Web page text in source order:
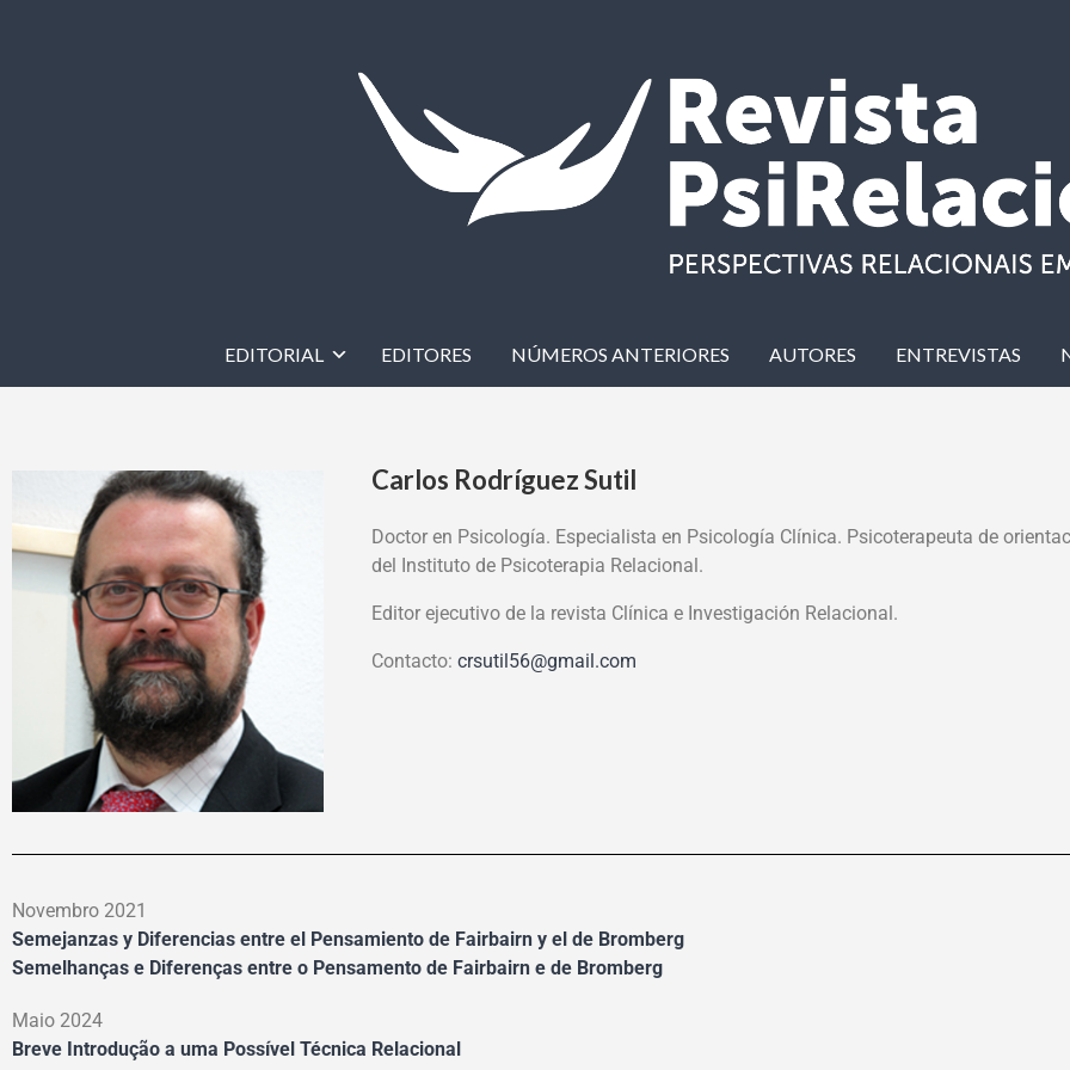
EDITORIAL EDITORES NÚMEROS ANTERIORES AUTORES ENTREVISTAS
Carlos Rodríguez Sutil
Doctor en Psicología. Especialista en Psicología Clínica. Psicoterapeuta de
del Instituto de Psicoterapia Relacional.
Editor ejecutivo de la revista Clínica e Investigación Relacional.
Contacto: crsutil56@gmail.com
Novembro 2021
Semejanzas y Diferencias entre el Pensamiento de Fairbairn y el de Bromberg
Semelhanças e Diferenças entre o Pensamento de Fairbairn e de Bromberg
Maio 2024
Breve Introdução a uma Possível Técnica Relacional